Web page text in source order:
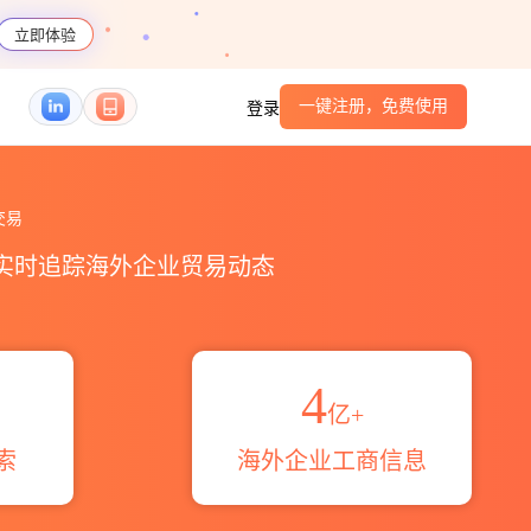
立即体验
登录 一键注册，免费使用
易
时追踪海外企业贸易动态
4亿+
海外企业工商信息